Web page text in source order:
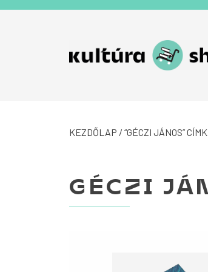
KEZDŐLAP / “GÉCZI JÁNOS”
GÉCZI